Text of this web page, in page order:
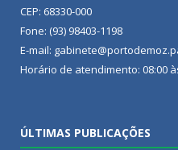
CEP: 68330-000
Fone: (93) 98403-1198
E-mail:
Horário de atendimento: 08:00
ÚLTIMAS PUBLICAÇÕES